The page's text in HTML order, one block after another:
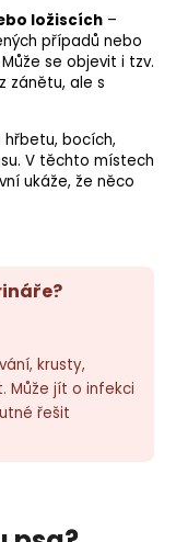
ložiscích –
případů nebo
se objevit i tzv.
zánětu, ale s
hřbetu, bocích,
V těchto místech
ukáže, že něco
krusty,
Může jít o infekci
řešit